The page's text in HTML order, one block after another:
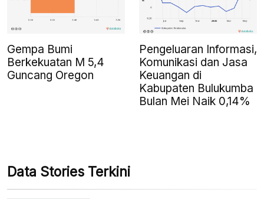
Gempa Bumi
Berkekuatan M 5,4
Guncang Oregon
Pengeluaran Informasi,
Komunikasi dan Jasa
Keuangan di
Kabupaten Bulukumba
Bulan Mei Naik 0,14%
Data Stories Terkini